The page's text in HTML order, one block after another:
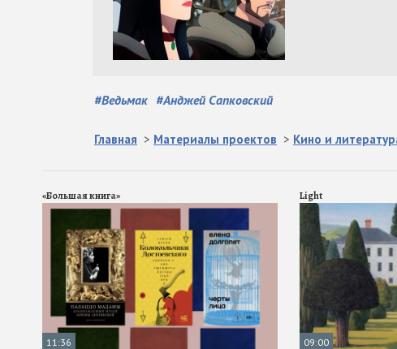
#Ведьмак #Анджей Сапковский
Главная > Материалы проектов > Кино и
«Большая книга»
11:36
Light
09:00